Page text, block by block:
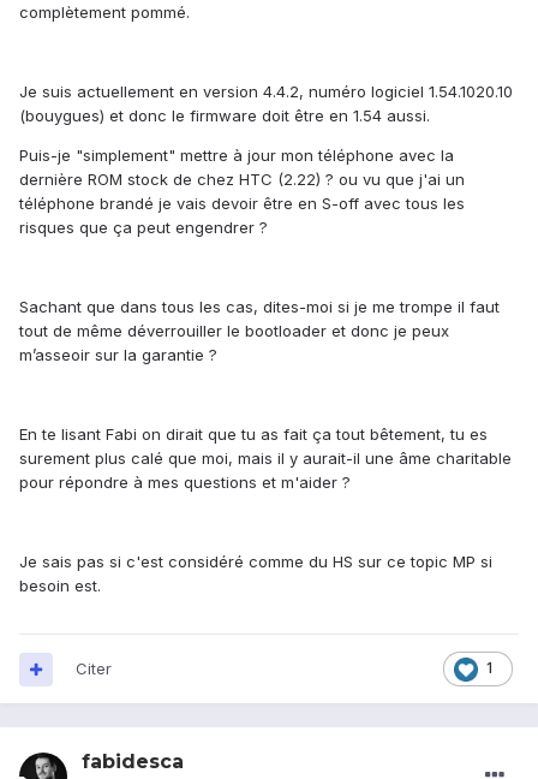
complètement pommé.
Je suis actuellement en version 4.4.2, numéro logiciel 1.54.1020.10
(bouygues) et donc le firmware doit être en 1.54 aussi.
Puis-je "simplement" mettre à jour mon téléphone avec la
dernière ROM stock de chez HTC (2.22) ? ou vu que j'ai un
téléphone brandé je vais devoir être en S-off avec tous les
risques que ça peut engendrer ?
Sachant que dans tous les cas, dites-moi si je me trompe il faut
tout de même déverrouiller le bootloader et donc je peux
m’asseoir sur la garantie ?
En te lisant Fabi on dirait que tu as fait ça tout bêtement, tu es
surement plus calé que moi, mais il y aurait-il une âme charitable
pour répondre à mes questions et m'aider ?
Je sais pas si c'est considéré comme du HS sur ce topic MP si
besoin est.
1
Citer
fabidesca